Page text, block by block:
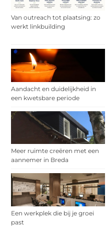
Van outreach tot plaatsing: zo
werkt linkbuilding
Aandacht en duidelijkheid in
een kwetsbare periode
Meer ruimte creëren met een
aannemer in Breda
Een werkplek die bij je groei
past